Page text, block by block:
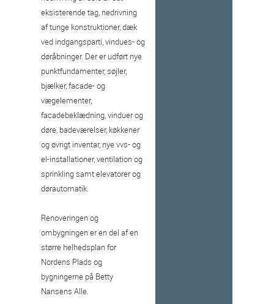
eksisterende tag, nedrivning
af tunge konstruktioner, dæk
ved indgangsparti, vindues- og
døråbninger. Der er udført nye
punktfundamenter, søjler,
bjælker, facade- og
vægelementer,
facadebeklædning, vinduer og
døre, badeværelser, køkkener
og øvrigt inventar, nye vvs- og
el-installationer, ventilation og
sprinkling samt elevatorer og
dørautomatik.
Renoveringen og
ombygningen er en del af en
større helhedsplan for
Nordens Plads og
bygningerne på Betty
Nansens Alle.